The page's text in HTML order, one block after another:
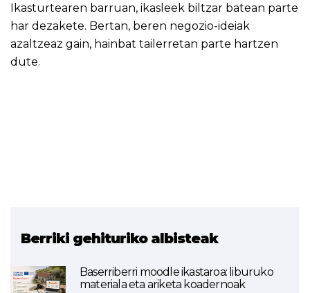
Ikasturtearen barruan, ikasleek biltzar batean parte
har dezakete. Bertan, beren negozio-ideiak
azaltzeaz gain, hainbat tailerretan parte hartzen
dute.
Berriki gehituriko albisteak
Baserriberri moodle ikastaroa: liburuko
materiala eta ariketa koadernoak